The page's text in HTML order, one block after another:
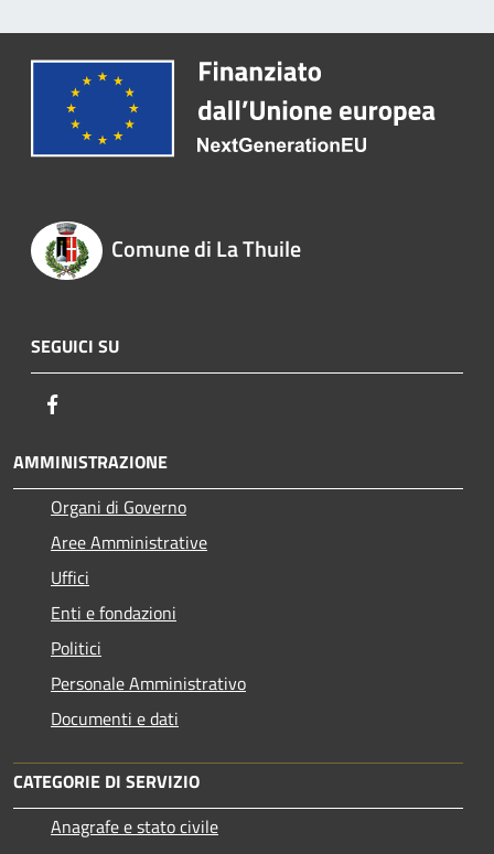
Comune di La Thuile
SEGUICI SU
AMMINISTRAZIONE
Organi di Governo
Aree Amministrative
Uffici
Enti e fondazioni
Politici
Personale Amministrativo
Documenti e dati
CATEGORIE DI SERVIZIO
Anagrafe e stato civile